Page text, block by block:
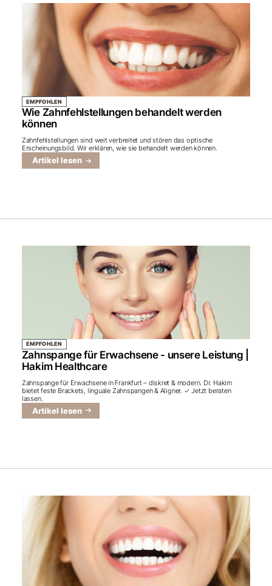
EMPFOHLEN
Wie Zahnfehlstellungen behandelt werden
können
Zahnfehlstellungen sind weit verbreitet und stören das optische
Erscheinungsbild. Wir erklären, wie sie behandelt werden können.
Artikel lesen
EMPFOHLEN
Zahnspange für Erwachsene - unsere Leistung |
Hakim Healthcare
Zahnspange für Erwachsene in Frankfurt – diskret & modern. Dr. Hakim
bietet feste Brackets, linguale Zahnspangen & Aligner. ✓ Jetzt beraten
lassen.
Artikel lesen